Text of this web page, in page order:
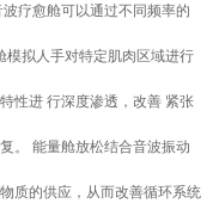
疗愈舱可以通过不同频率的
模拟人手对特定肌肉区域进行
性进 行深度渗透，改善 紧张
。 能量舱放松结合音波振动
质的供应，从而改善循环系统